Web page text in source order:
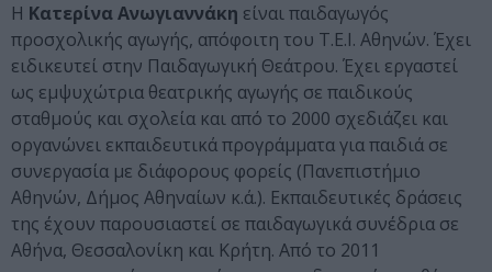
Η Κατερίνα Ανωγιαννάκη είναι παιδαγωγός
προσχολικής αγωγής, απόφοιτη του Τ.Ε.Ι. Αθηνών. Έχει
ειδικευτεί στην Παιδαγωγική Θεάτρου. Έχει εργαστεί
ως εμψυχώτρια θεατρικής αγωγής σε παιδικούς
σταθμούς και σχολεία και από το 2000 σχεδιάζει και
οργανώνει εκπαιδευτικά προγράμματα για παιδιά σε
συνεργασία με διάφορους φορείς (Πανεπιστήμιο
Αθηνών, Δήμος Αθηναίων κ.ά.). Εκπαιδευτικές δράσεις
της έχουν παρουσιαστεί σε παιδαγωγικά συνέδρια σε
Αθήνα, Θεσσαλονίκη και Κρήτη. Από το 2011